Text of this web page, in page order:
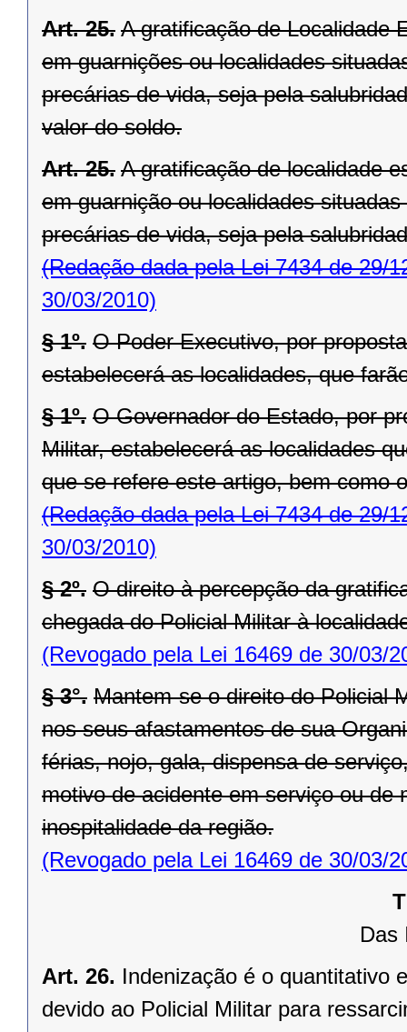
Art. 25. A gratificação de Localidade
em guarnições ou localidades
precárias de vida, seja pela
valor do soldo.
Art. 25. A gratificação de localidade
em guarnição ou localidades
precárias de vida, seja pela
(Redação dada pela Lei 7434 de 29/
30/03/2010)
§ 1º. O Poder Executivo, por
estabelecerá as localidades, que
§ 1º. O Governador do Estado, por
Militar, estabelecerá as localidades
que se refere este artigo, bem como
(Redação dada pela Lei 7434 de 29/
30/03/2010)
§ 2º. O direito à percepção da
chegada do Policial Militar à
(Revogado pela Lei 16469 de 30/03/
§ 3°. Mantem-se o direito do Policial
nos seus afastamentos de sua
férias, nojo, gala, dispensa de
motivo de acidente em serviço ou de
inospitalidade da região.
(Revogado pela Lei 16469 de 30/03/
Das
Art. 26. Indenização é o quantitativo
devido ao Policial Militar para